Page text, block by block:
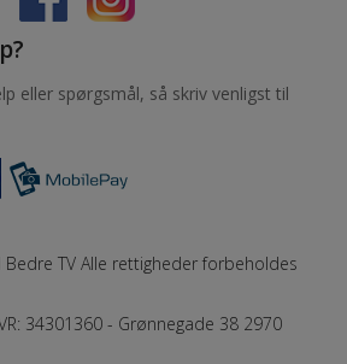
eller spørgsmål, så skriv venligst til
Bedre TV Alle rettigheder forbeholdes
34301360 - Grønnegade 38 2970